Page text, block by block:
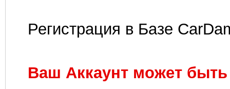
Регистрация в Базе
Ваш Аккаунт может